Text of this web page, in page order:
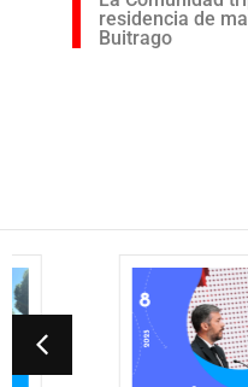
residencia de
Buitrago